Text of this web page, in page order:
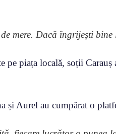
mere. Dacă îngrijești
piața locală, soții
Aurel au cumpărat o